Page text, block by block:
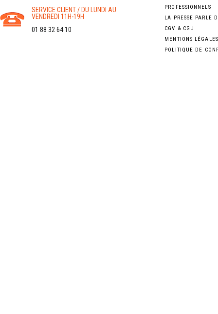
SERVICE CLIENT / DU LUNDI AU
VENDREDI 11H-19H
01 88 32 64 10
PROFESSIONNELS
LA PRESSE PARLE
CGV & CGU
MENTIONS LÉGALES
POLITIQUE DE